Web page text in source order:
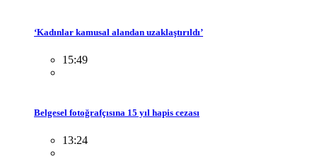
‘Kadınlar kamusal alandan uzaklaştırıldı’
15:49
Belgesel fotoğrafçısına 15 yıl hapis cezası
13:24